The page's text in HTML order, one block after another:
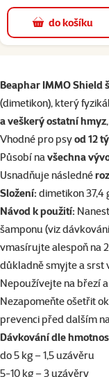
do košíku
Beaphаr IMMO Shield
(dimetikon), který
a veškerý ostatní hmyz
Vhodné pro psyod 12
Působí navšechna
Usnadňuje následné
Složení: dimetikon 37,4
Návod k použití:
šamponu (viz
vmasírujte alespoň na
důkladně smyjte a srst
Nepoužívejte na březí
Nezapomeňte ošetřit
prevenci před dalším
Dávkování dle
do 5 kg – 1,5 uzávěru
5-10 kg – 3 uzávěry